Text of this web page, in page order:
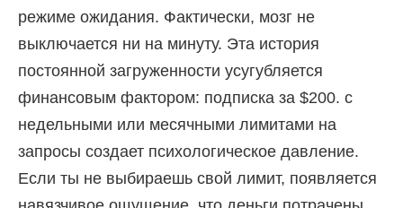
режиме ожидания. Фактически, мозг не
выключается ни на минуту. Эта история
постоянной загруженности усугубляется
финансовым фактором: подписка за $200. с
недельными или месячными лимитами на
запросы создает психологическое давление.
Если ты не выбираешь свой лимит, появляется